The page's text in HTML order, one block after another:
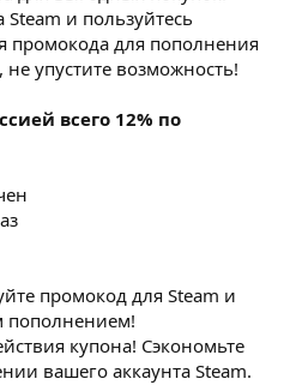
и пользуйтесь
промокода для пополнения
упустите возможность!
всего 12% по
промокод для Steam и
пополнением!
купона! Сэкономьте
вашего аккаунта Steam.